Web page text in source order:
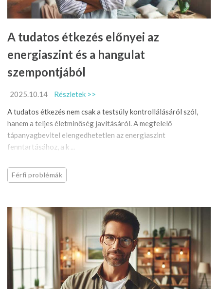
A tudatos étkezés előnyei az
energiaszint és a hangulat
szempontjából
2025.10.14
Részletek >>
A tudatos étkezés nem csak a testsúly kontrollálásáról szól,
hanem a teljes életminőség javításáról. A megfelelő
tápanyagbevitel elengedhetetlen az energiaszint
fenntartásához, a k ...
Férfi problémák